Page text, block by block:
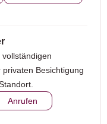
Besichtigung
Anrufen